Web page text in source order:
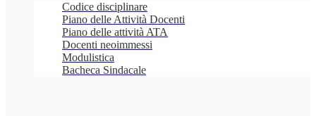
Codice disciplinare
Piano delle Attività Docenti
Piano delle attività ATA
Docenti neoimmessi
Modulistica
Bacheca Sindacale